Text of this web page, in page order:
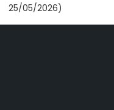
25/05/2026)